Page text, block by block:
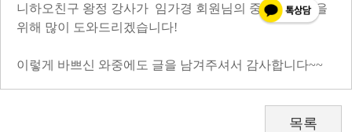
니하오친구 왕정 강사가 임가경 회원님의 중국어 실력을
위해 많이 도와드리겠습니다!
이렇게 바쁘신 와중에도 글을 남겨주셔서 감사합니다~~
목록